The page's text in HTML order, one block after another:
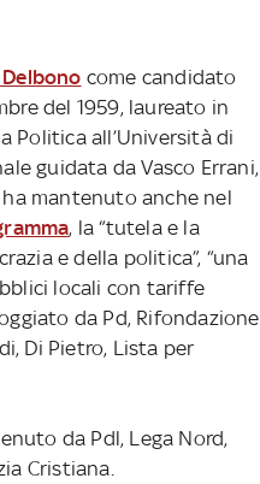
come candidato
del 1959, laureato in
Politica all’Università di
guidata da Vasco Errani,
mantenuto anche nel
, la “tutela e la
e della politica”, “una
locali con tariffe
da Pd, Rifondazione
Di Pietro, Lista per
da Pdl, Lega Nord,
Cristiana.